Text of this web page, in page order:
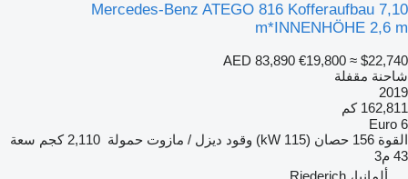
Mercedes-Benz ATEGO 816 Kofferaufbau 7,10
m*INNENHÖHE 2,6 m
AED 83,890 €19,800 ≈ $22,740
شاحنة مقفلة
2019
162,811 كم
Euro 6
القوة 156 حصان (115 kW) وقود ديزل / مازوت حمولة 2,110 كجم
سعة
43 م3